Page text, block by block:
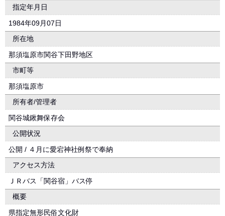
指定年月日
1984年09月07日
所在地
那須塩原市関谷下田野地区
市町等
那須塩原市
所有者/管理者
関谷城鍬舞保存会
公開状況
公開 / ４月に愛宕神社例祭で奉納
アクセス方法
ＪＲバス「関谷宿」バス停
概要
県指定無形民俗文化財